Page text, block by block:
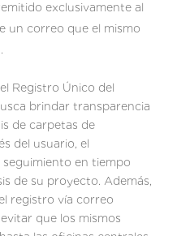
exclusivamente al
un correo que el mismo
Registro Único del
brindar transparencia
de carpetas de
del usuario, el
en tiempo
de su proyecto. Además,
registro vía correo
que los mismos